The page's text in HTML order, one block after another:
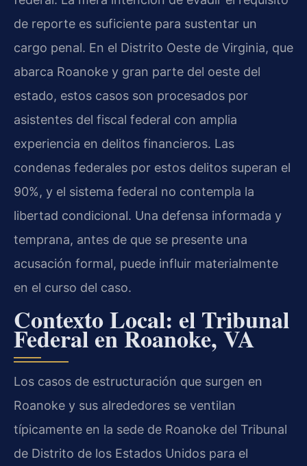
de reporte es suficiente para sustentar un
cargo penal. En el Distrito Oeste de Virginia, que
abarca Roanoke y gran parte del oeste del
estado, estos casos son procesados por
asistentes del fiscal federal con amplia
experiencia en delitos financieros. Las
condenas federales por estos delitos superan el
90%, y el sistema federal no contempla la
libertad condicional. Una defensa informada y
temprana, antes de que se presente una
acusación formal, puede influir materialmente
en el curso del caso.
Contexto Local: el Tribunal
Federal en Roanoke, VA
Los casos de estructuración que surgen en
Roanoke y sus alrededores se ventilan
típicamente en la sede de Roanoke del Tribunal
de Distrito de los Estados Unidos para el